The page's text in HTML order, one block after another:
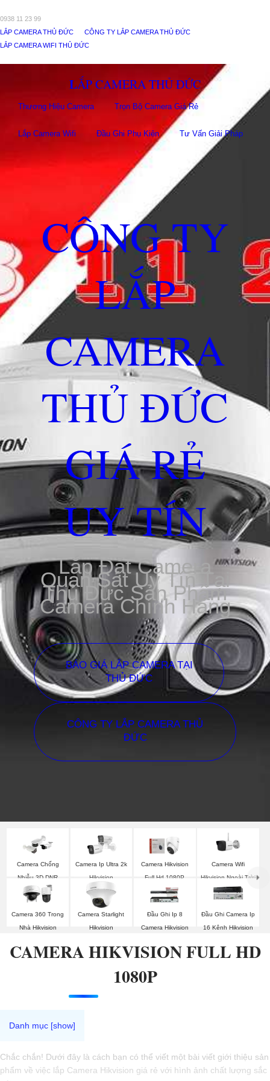
0938 11 23 99
LẮP CAMERA THỦ ĐỨC
CÔNG TY LẮP CAMERA THỦ ĐỨC
LẮP CAMERA WIFI THỦ ĐỨC
LẮP CAMERA THỦ ĐỨC
Thương Hiệu Camera Trọn Bộ Camera Giá Rẻ
Lắp Camera Wifi Đầu Ghi Phụ Kiên Tư Vấn Giải Pháp
CÔNG TY
LẮP
CAMERA
THỦ ĐỨC
GIÁ RẺ
UY TÍN
Lắp Đặt Camera
Quan Sát Uy Tín Tại
Thủ Đức Sản Phẩm
Camera Chính Hãng
BÁO GIÁ LẮP CAMERA TẠI
THỦ ĐỨC
CÔNG TY LẮP CAMERA THỦ
ĐỨC
Camera Chống
Nhiễu 3D DNR
Hikvison
Camera Ip Ultra 2k
Hikvision
Camera Hikvision
Full Hd 1080P
Camera Wifi
Hikvision Ngoài Trời
Camera 360 Trong
Nhà Hikvision
Camera Starlight
Hikvision
Đầu Ghi Ip 8
Camera Hikvision
Đầu Ghi Camera Ip
16 Kênh Hikvision
CAMERA HIKVISION FULL HD
1080P
Chắc chắn! Dưới đây là cách bạn có thể viết một bài viết giới thiệu sản
phẩm về việc lắp Camera Hikvision giá rẻ với hình ảnh chất lượng sắc